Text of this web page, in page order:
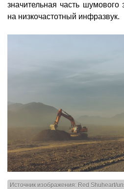
значительная часть шумового
на низкочастотный инфразвук.
Источник изображения: Red Shuheart/